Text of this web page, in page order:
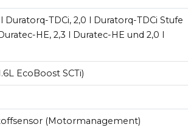
TDCi, 2,0 l Duratorq-TDCi Stufe
HE, 2,3 l Duratec-HE und 2,0 l
EcoBoost SCTi)
(Motormanagement)